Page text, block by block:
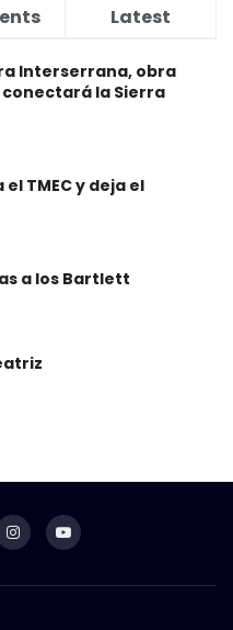
Latest
Interserrana, obra
la Sierra
TMEC y deja el
a los Bartlett